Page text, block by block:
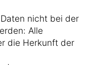
nicht bei der
Alle
die Herkunft der